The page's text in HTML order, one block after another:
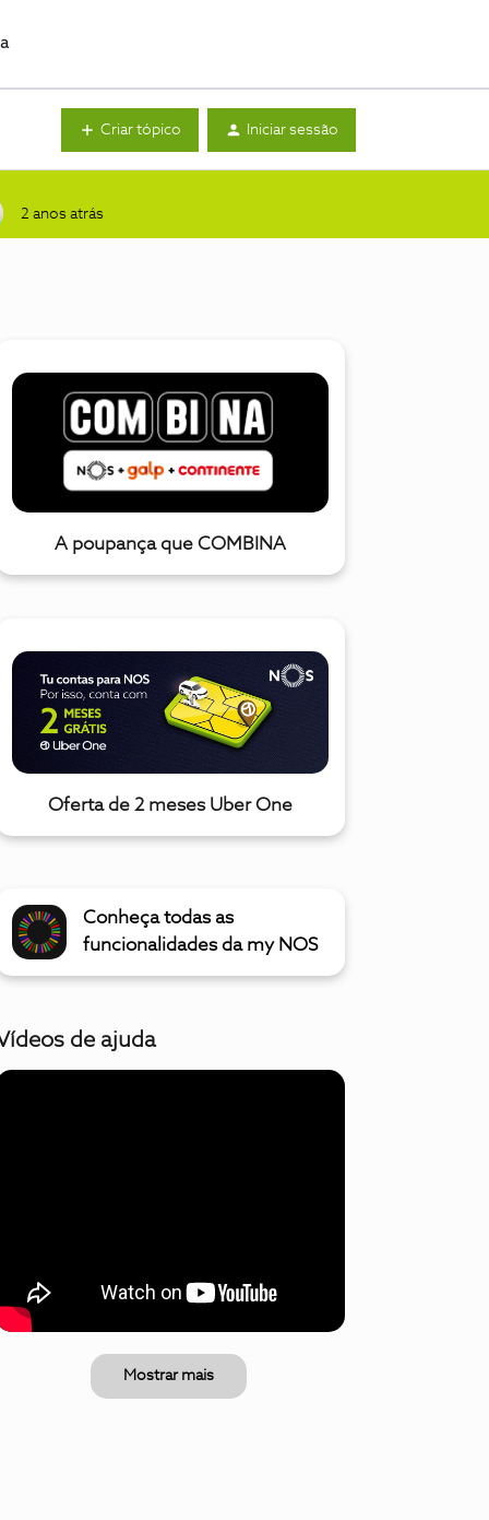
Criar tópico Iniciar sessão
2 anos atrás
A poupança que COMBINA
Oferta de 2 meses Uber One
Conheça todas as
funcionalidades da my NOS
de ajuda
Mostrar mais